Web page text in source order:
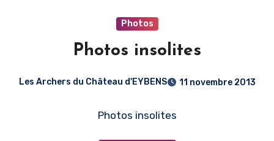
Photos
Photos insolites
Les Archers du Château d'EYBENS 11 novembre 2013
Photos insolites